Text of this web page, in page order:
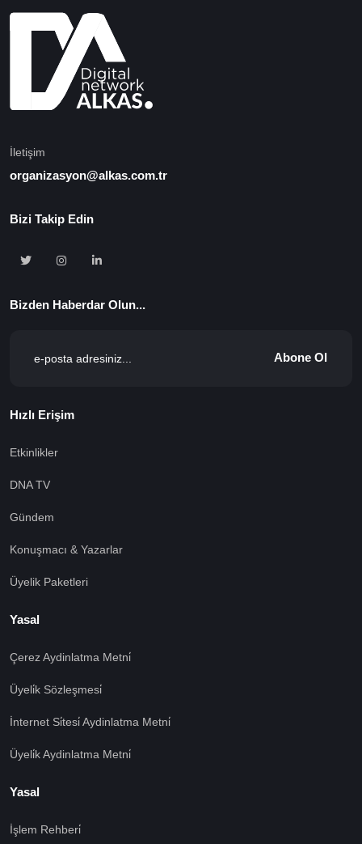
İletişim
organizasyon@alkas.com.tr
Bizi Takip Edin
Bizden Haberdar Olun...
Abone Ol
Hızlı Erişim
Etkinlikler
DNA TV
Gündem
Konuşmacı & Yazarlar
Üyelik Paketleri
Yasal
Çerez Aydinlatma Metni̇
Üyeli̇k Sözleşmesi̇
İnternet Si̇tesi̇ Aydinlatma Metni̇
Üyeli̇k Aydinlatma Metni̇
Yasal
İşlem Rehberi̇